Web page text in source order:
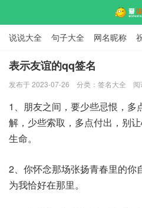
说说大全 句子大全 网名昵称
标语口号 签名大全
表示友谊的qq签名
发布于 2023-07-26 分类： 签名大全
1、朋友之间，要少些忌恨，多
解，少些索取，多点付出，别
生命。
2、你怀念那场张扬青春里的你
为我恰好在那里。